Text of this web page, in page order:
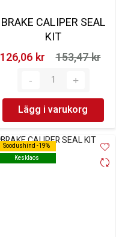
BRAKE CALIPER SEAL
KIT
126,06 kr‎
153,47 kr‎
Lägg i varukorg
Soodushind -19%
Kesklaos
Soodushind -19%
Kesklaos